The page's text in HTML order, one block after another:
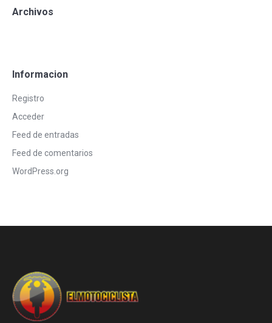
Archivos
Informacion
Registro
Acceder
Feed de entradas
Feed de comentarios
WordPress.org